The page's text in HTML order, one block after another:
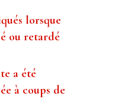
lorsque
ou retardé
a été
à coups de